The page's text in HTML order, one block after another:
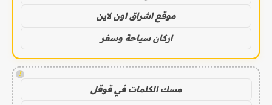
موقع اشراق اون لاين
اركان سياحة وسفر
!
مسك الكلمات في قوقل